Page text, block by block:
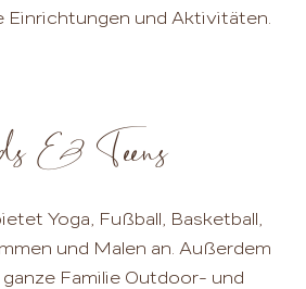
Einrichtungen und Aktivitäten.
& Teens
Yoga, Fußball, Basketball,
und Malen an. Außerdem
Familie Outdoor- und